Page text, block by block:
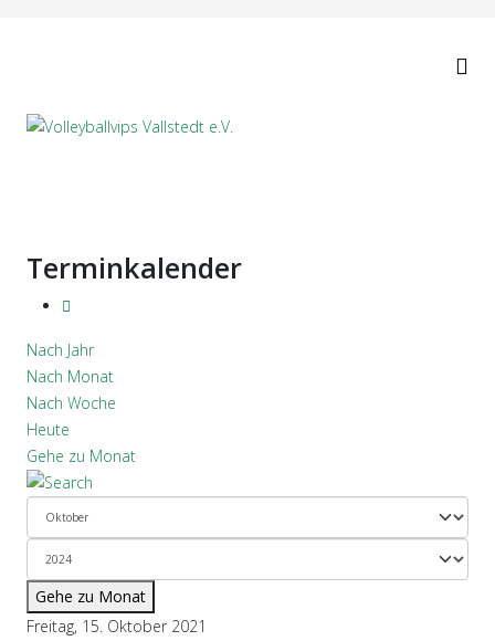
Terminkalender
Nach Jahr
Nach Monat
Nach Woche
Heute
Gehe zu Monat
Gehe zu Monat
Freitag, 15. Oktober 2021